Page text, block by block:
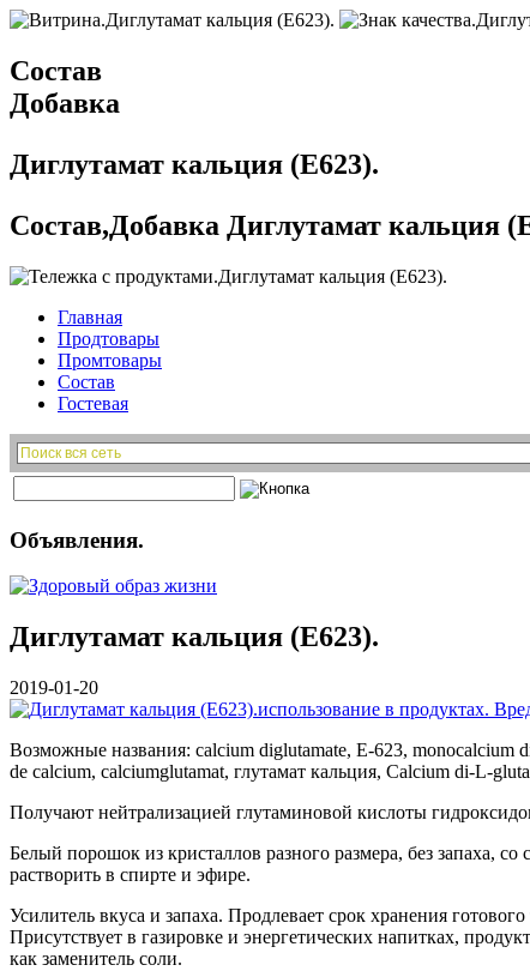
Состав
Добавка
Диглутамат кальция (E623).
Состав,Добавка Диглутамат кальция
Главная
Продтовары
Промтовары
Состав
Гостевая
Объявления.
Диглутамат кальция (E623).
2019-01-20
Возможные названия: calcium diglutamate, Е-623, monocalcium
de calcium, calciumglutamat, глутамат кальция, Calcium di-L-
Получают нейтрализацией глутаминовой кислоты
Белый порошок из кристаллов разного размера, без запаха,
растворить в спирте и эфире.
Усилитель вкуса и запаха. Продлевает срок хранения
Присутствует в газировке и энергетических напитках,
как заменитель соли.